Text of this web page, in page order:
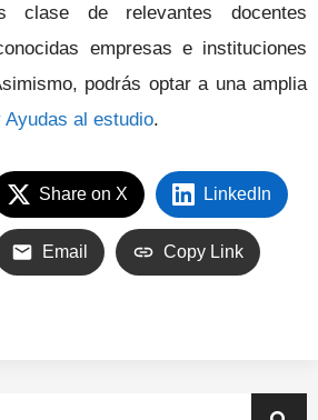
clase de relevantes docentes
empresas e instituciones
podrás optar a una amplia
Ayudas al estudio.
Share on X LinkedIn
Email Copy Link